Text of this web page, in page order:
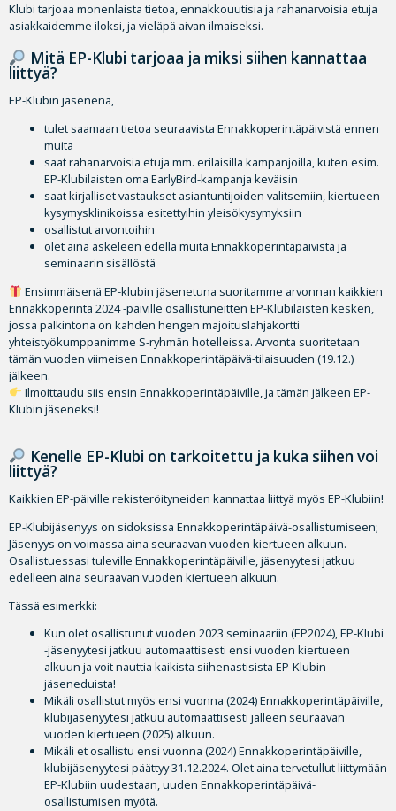
Klubi tarjoaa monenlaista tietoa, ennakkouutisia ja rahanarvoisia etuja
asiakkaidemme iloksi, ja vieläpä aivan ilmaiseksi.
Mitä EP-Klubi tarjoaa ja miksi siihen kannattaa
liittyä?
EP-Klubin jäsenenä,
tulet saamaan tietoa seuraavista Ennakkoperintäpäivistä ennen
muita
saat rahanarvoisia etuja mm. erilaisilla kampanjoilla, kuten esim.
EP-Klubilaisten oma EarlyBird-kampanja keväisin
saat kirjalliset vastaukset asiantuntijoiden valitsemiin, kiertueen
kysymysklinikoissa esitettyihin yleisökysymyksiin
osallistut arvontoihin
olet aina askeleen edellä muita Ennakkoperintäpäivistä ja
seminaarin sisällöstä
Ensimmäisenä EP-klubin jäsenetuna suoritamme arvonnan kaikkien
Ennakkoperintä 2024 -päiville osallistuneitten EP-Klubilaisten kesken,
jossa palkintona on kahden hengen majoituslahjakortti
yhteistyökumppanimme S-ryhmän hotelleissa. Arvonta suoritetaan
tämän vuoden viimeisen Ennakkoperintäpäivä-tilaisuuden (19.12.)
jälkeen.
Ilmoittaudu siis ensin Ennakkoperintäpäiville, ja tämän jälkeen EP-
Klubin jäseneksi!
Kenelle EP-Klubi on tarkoitettu ja kuka siihen voi
liittyä?
Kaikkien EP-päiville rekisteröityneiden kannattaa liittyä myös EP-Klubiin!
EP-Klubijäsenyys on sidoksissa Ennakkoperintäpäivä-osallistumiseen;
Jäsenyys on voimassa aina seuraavan vuoden kiertueen alkuun.
Osallistuessasi tuleville Ennakkoperintäpäiville, jäsenyytesi jatkuu
edelleen aina seuraavan vuoden kiertueen alkuun.
Tässä esimerkki:
Kun olet osallistunut vuoden 2023 seminaariin (EP2024), EP-Klubi
-jäsenyytesi jatkuu automaattisesti ensi vuoden kiertueen
alkuun ja voit nauttia kaikista siihenastisista EP-Klubin
jäseneduista!
Mikäli osallistut myös ensi vuonna (2024) Ennakkoperintäpäiville,
klubijäsenyytesi jatkuu automaattisesti jälleen seuraavan
vuoden kiertueen (2025) alkuun.
Mikäli et osallistu ensi vuonna (2024) Ennakkoperintäpäiville,
klubijäsenyytesi päättyy 31.12.2024. Olet aina tervetullut liittymään
EP-Klubiin uudestaan, uuden Ennakkoperintäpäivä-
osallistumisen myötä.